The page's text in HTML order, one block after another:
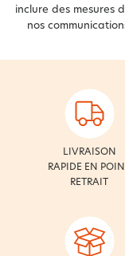
inclure des mesures
nos
LIVRAISON
RAPIDE EN POINT
RETRAIT